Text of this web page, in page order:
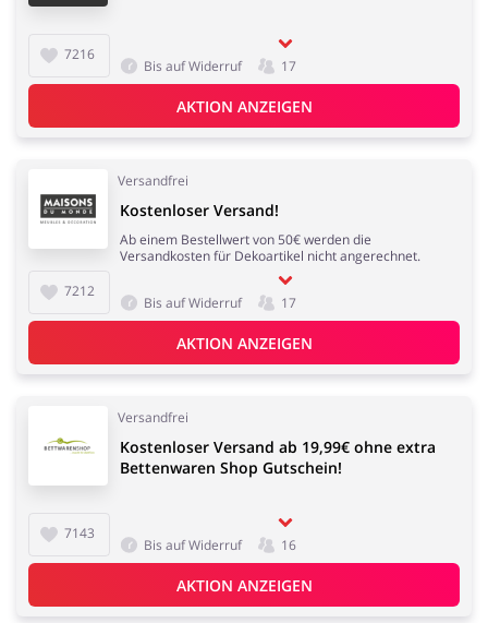
7216
Bis auf Widerruf 17
AKTION ANZEIGEN
Versandfrei
7212
Kostenloser Versand!
Ab einem Bestellwert von 50€ werden die
Versandkosten für Dekoartikel nicht angerechnet.
Bis auf Widerruf 17
AKTION ANZEIGEN
Versandfrei
7143
Kostenloser Versand ab 19,99€ ohne extra
Bettenwaren Shop Gutschein!
Bis auf Widerruf 16
AKTION ANZEIGEN